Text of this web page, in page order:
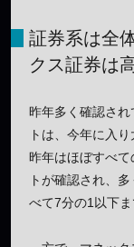
証券系は全
クス証券は
昨年多く確認さ
トは、今年に入
昨年はほぼすべ
トが確認され、
べて7分の1以下ま